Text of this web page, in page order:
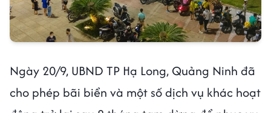
Ngày 20/9, UBND TP Hạ Long, Quảng Ninh đã
cho phép bãi biển và một số dịch vụ khác hoạt